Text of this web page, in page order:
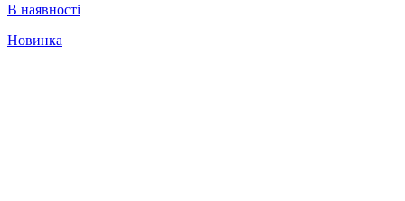
В наявності
Новинка